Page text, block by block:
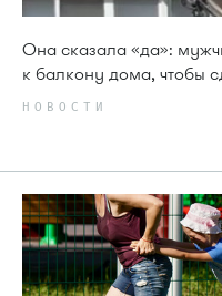
Она сказала «да»:
к балкону дома, чтобы
НОВОСТИ